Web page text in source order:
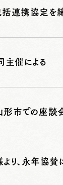
括連携協定を
形市での座